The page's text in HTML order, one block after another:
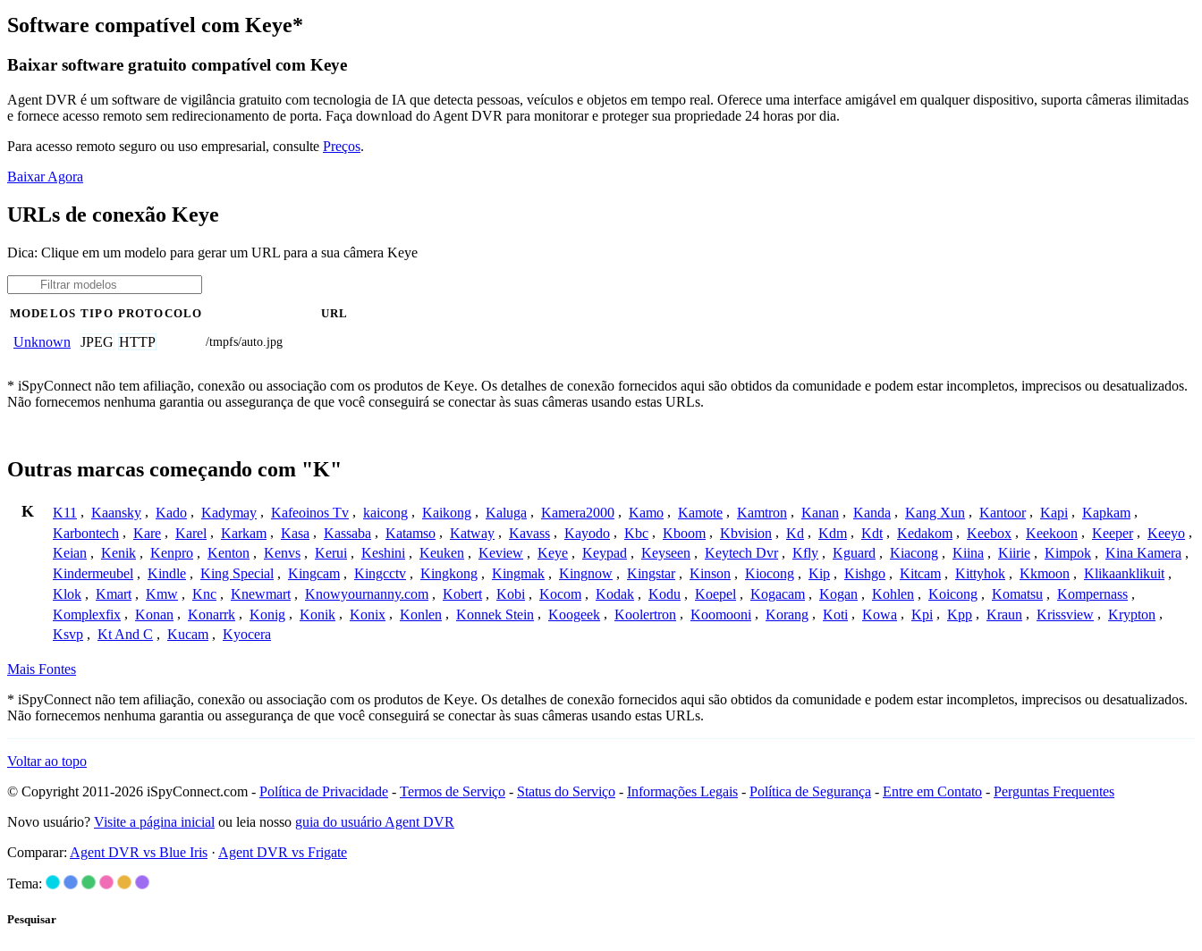
Software compatível com Keye*
Baixar software gratuito compatível com Keye
Agent DVR é um software de vigilância gratuito com tecnologia de IA que detecta pessoas, veículos e objetos em tempo real. Oferece uma interface amigável em qualquer dispositivo, suporta câmeras ilimitadas
e fornece acesso remoto sem redirecionamento de porta. Faça download do Agent DVR para monitorar e proteger sua propriedade 24 horas por dia.
Para acesso remoto seguro ou uso empresarial, consulte Preços.
Baixar Agora
URLs de conexão Keye
Dica: Clique em um modelo para gerar um URL para a sua câmera Keye
MODELOS TIPO PROTOCOLO URL
Unknown JPEG HTTP /tmpfs/auto.jpg
* iSpyConnect não tem afiliação, conexão ou associação com os produtos de Keye. Os detalhes de conexão fornecidos aqui são obtidos da comunidade e podem estar incompletos, imprecisos ou desatualizados.
Não fornecemos nenhuma garantia ou assegurança de que você conseguirá se conectar às suas câmeras usando estas URLs.
Outras marcas começando com "K"
K K11 , Kaansky , Kado , Kadymay , Kafeoinos Tv , kaicong , Kaikong , Kaluga , Kamera2000 , Kamo , Kamote , Kamtron , Kanan , Kanda , Kang Xun , Kantoor , Kapi , Kapkam ,
Karbontech , Kare , Karel , Karkam , Kasa , Kassaba , Katamso , Katway , Kavass , Kayodo , Kbc , Kboom , Kbvision , Kd , Kdm , Kdt , Kedakom , Keebox , Keekoon , Keeper , Keeyo ,
Keian , Kenik , Kenpro , Kenton , Kenvs , Kerui , Keshini , Keuken , Keview , Keye , Keypad , Keyseen , Keytech Dvr , Kfly , Kguard , Kiacong , Kiina , Kiirie , Kimpok , Kina Kamera ,
Kindermeubel , Kindle , King Special , Kingcam , Kingcctv , Kingkong , Kingmak , Kingnow , Kingstar , Kinson , Kiocong , Kip , Kishgo , Kitcam , Kittyhok , Kkmoon , Klikaanklikuit ,
Klok , Kmart , Kmw , Knc , Knewmart , Knowyournanny.com , Kobert , Kobi , Kocom , Kodak , Kodu , Koepel , Kogacam , Kogan , Kohlen , Koicong , Komatsu , Kompernass ,
Komplexfix , Konan , Konarrk , Konig , Konik , Konix , Konlen , Konnek Stein , Koogeek , Koolertron , Koomooni , Korang , Koti , Kowa , Kpi , Kpp , Kraun , Krissview , Krypton ,
Ksvp , Kt And C , Kucam , Kyocera
Mais Fontes
* iSpyConnect não tem afiliação, conexão ou associação com os produtos de Keye. Os detalhes de conexão fornecidos aqui são obtidos da comunidade e podem estar incompletos, imprecisos ou desatualizados.
Não fornecemos nenhuma garantia ou assegurança de que você conseguirá se conectar às suas câmeras usando estas URLs.
Voltar ao topo
© Copyright 2011-2026 iSpyConnect.com - Política de Privacidade - Termos de Serviço - Status do Serviço - Informações Legais - Política de Segurança - Entre em Contato - Perguntas Frequentes
Novo usuário? Visite a página inicial ou leia nosso guia do usuário Agent DVR
Comparar: Agent DVR vs Blue Iris · Agent DVR vs Frigate
Tema:
Pesquisar